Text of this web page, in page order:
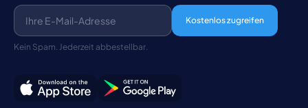
Kostenlos zugreifen
Kein Spam. Jederzeit abbestellbar.